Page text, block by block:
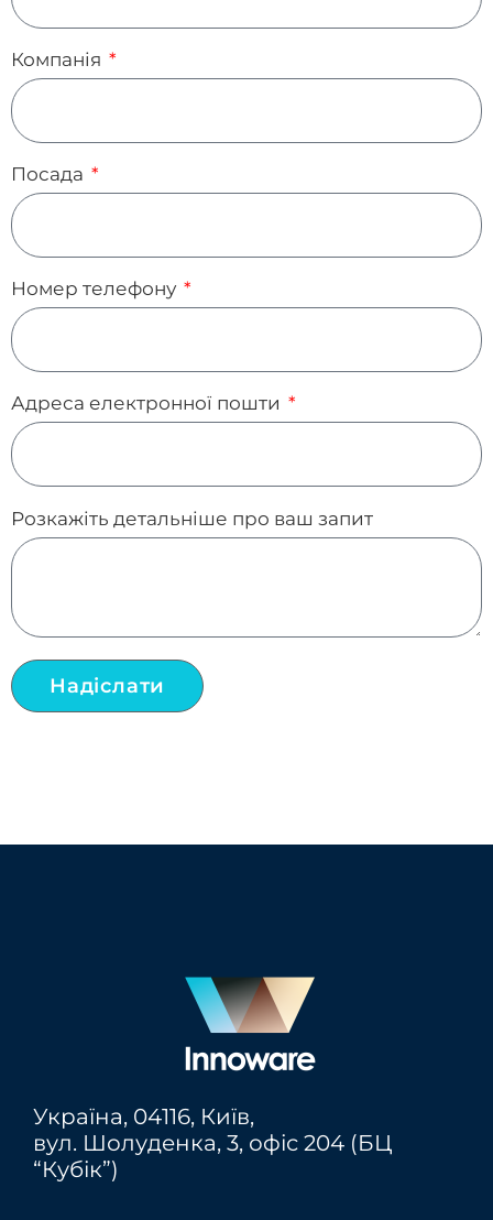
Компанія
Посада
Номер телефону
Адреса електронної пошти
Розкажіть детальніше про ваш запит
Надіслати
Україна, 04116, Київ,
вул. Шолуденка, 3, офіс 204 (БЦ
“Кубік”)